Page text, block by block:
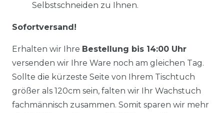
Selbstschneiden zu Ihnen.
Sofortversand!
Erhalten wir Ihre Bestellung bis 14:00 Uhr
versenden wir Ihre Ware noch am gleichen Tag.
Sollte die kürzeste Seite von Ihrem Tischtuch
größer als 120cm sein, falten wir Ihr Wachstuch
fachmännisch zusammen. Somit sparen wir mehr